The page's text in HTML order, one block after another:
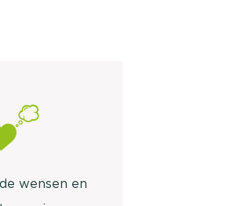
wensen en